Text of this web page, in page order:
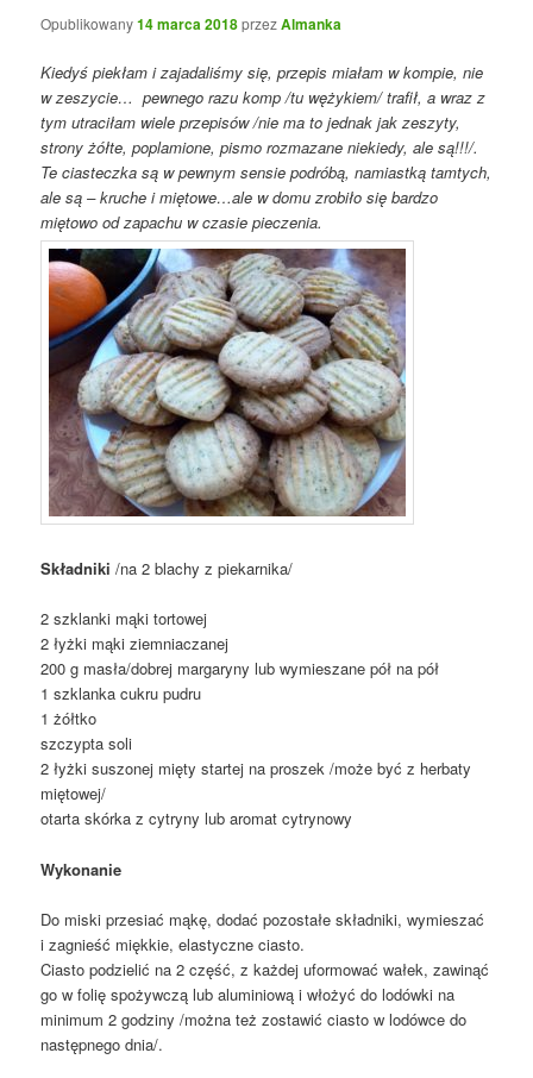
Opublikowany14 marca 2018przezAlmanka
Kiedyś piekłam i zajadaliśmy się, przepis miałam w kompie, nie
w zeszycie… pewnego razu komp /tu wężykiem/ trafił, a wraz z
tym utraciłam wiele przepisów /nie ma to jednak jak zeszyty,
strony żółte, poplamione, pismo rozmazane niekiedy, ale są!!!/.
Te ciasteczka są w pewnym sensie podróbą, namiastką tamtych,
ale są – kruche i miętowe…ale w domu zrobiło się bardzo
miętowo od zapachu w czasie pieczenia.
Składniki/na 2 blachy z piekarnika/
2 szklanki mąki tortowej
2 łyżki mąki ziemniaczanej
200 g masła/dobrej margaryny lub wymieszane pół na pół
1 szklanka cukru pudru
1 żółtko
szczypta soli
2 łyżki suszonej mięty startej na proszek /może być z herbaty
miętowej/
otarta skórka z cytryny lub aromat cytrynowy
Wykonanie
Do miski przesiać mąkę, dodać pozostałe składniki, wymieszać
i zagnieść miękkie, elastyczne ciasto.
Ciasto podzielić na 2 część, z każdej uformować wałek, zawinąć
go w folię spożywczą lub aluminiową i włożyć do lodówki na
minimum 2 godziny /można też zostawić ciasto w lodówce do
następnego dnia/.